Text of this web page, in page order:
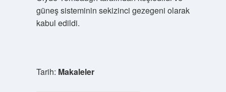
güneş sisteminin sekizinci gezegeni olarak
kabul edildi.
Tarih: Makaleler